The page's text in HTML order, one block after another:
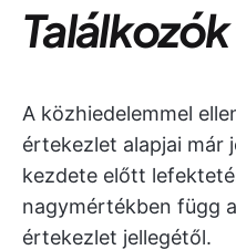
A közhiedelemmel
értekezlet alapjai már
kezdete előtt
nagymértékben függ
értekezlet jellegétől.